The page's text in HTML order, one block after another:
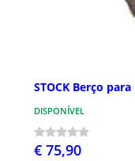
STOCK Berço
DISPONÍVEL
€ 75,90